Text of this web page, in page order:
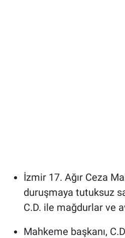
İzmir 17. Ağır Ceza
duruşmaya tutuksuz
C.D. ile mağdurlar ve
Mahkeme başkanı,